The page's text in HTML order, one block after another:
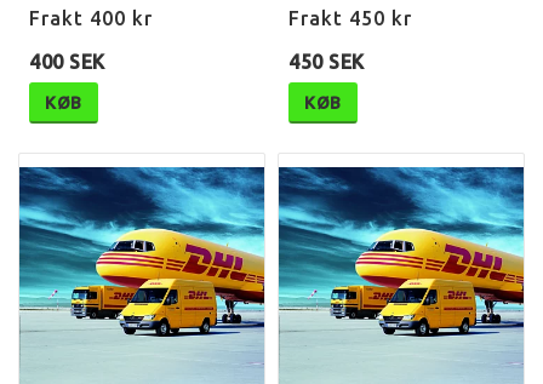
Frakt 400 kr
400 SEK
KØB
Frakt 450 kr
450 SEK
KØB